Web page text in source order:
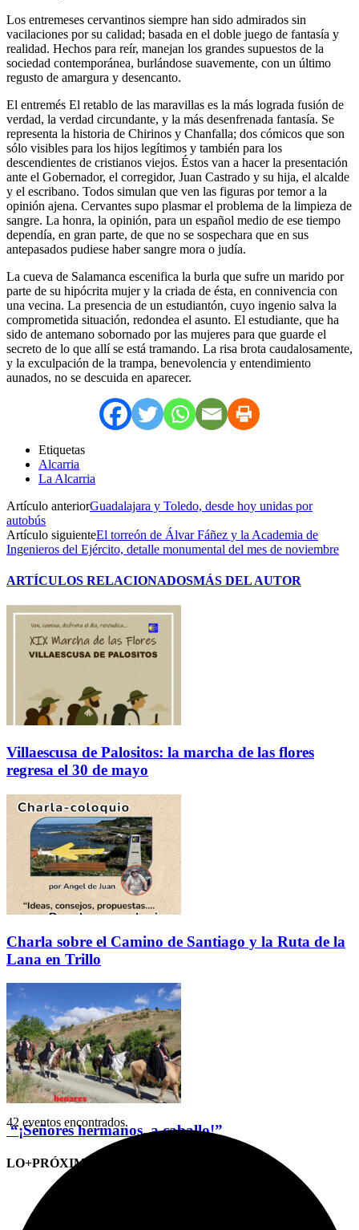
Los entremeses cervantinos siempre han sido admirados sin
vacilaciones por su calidad; basada en el doble juego de fantasía y
realidad. Hechos para reír, manejan los grandes supuestos de la
sociedad contemporánea, burlándose suavemente, con un último
regusto de amargura y desencanto.
El entremés El retablo de las maravillas es la más lograda fusión de
verdad, la verdad circundante, y la más desenfrenada fantasía. Se
representa la historia de Chirinos y Chanfalla; dos cómicos que son
sólo visibles para los hijos legítimos y también para los
descendientes de cristianos viejos. Éstos van a hacer la presentación
ante el Gobernador, el corregidor, Juan Castrado y su hija, el alcalde
y el escribano. Todos simulan que ven las figuras por temor a la
opinión ajena. Cervantes supo plasmar el problema de la limpieza de
sangre. La honra, la opinión, para un español medio de ese tiempo
dependía, en gran parte, de que no se sospechara que en sus
antepasados pudiese haber sangre mora o judía.
La cueva de Salamanca escenifica la burla que sufre un marido por
parte de su hipócrita mujer y la criada de ésta, en connivencia con
una vecina. La presencia de un estudiantón, cuyo ingenio salva la
comprometida situación, redondea el asunto. El estudiante, que ha
sido de antemano sobornado por las mujeres para que guarde el
secreto de lo que allí se está tramando. La risa brota caudalosamente,
y la exculpación de la trampa, benevolencia y entendimiento
aunados, no se descuida en aparecer.
Etiquetas
Alcarria
La Alcarria
Artículo anteriorGuadalajara y Toledo, desde hoy unidas por
autobús
Artículo siguienteEl torreón de Álvar Fáñez y la Academia de
Ingenieros del Ejército, detalle monumental del mes de noviembre
ARTÍCULOS RELACIONADOSMÁS DEL AUTOR
Villaescusa de Palositos: la marcha de las flores
regresa el 30 de mayo
Charla sobre el Camino de Santiago y la Ruta de la
Lana en Trillo
“¡Señores hermanos, a caballo!”
LO+PRÓXIMO (CITAS)
42 eventos encontrados.